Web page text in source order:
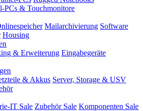
PCs & Touchmonitore
Mailarchivierung Software
Housing
& Erweiterung Eingabegeräte
& Akkus Server, Storage & USV
IT Sale Zubehör Sale Komponenten Sale